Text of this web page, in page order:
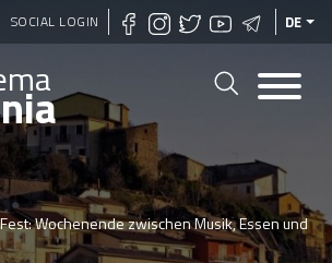
Direkt
zum
SOCIAL LOGIN DE
Wochenende zwischen Musik, Essen und